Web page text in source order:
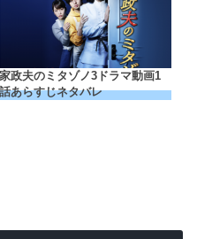
家政夫のミタゾノ3ドラマ動画1
話あらすじネタバレ